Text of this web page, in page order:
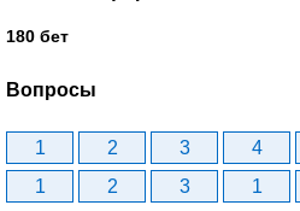
180 бет
Вопросы
1 2 3 4
1
2 3 1